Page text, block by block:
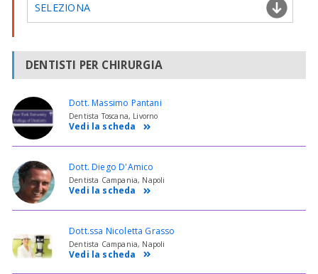
SELEZIONA
DENTISTI PER CHIRURGIA
Dott. Massimo Pantani
Dentista Toscana, Livorno
Vedi la scheda
Dott. Diego D'Amico
Dentista Campania, Napoli
Vedi la scheda
Dott.ssa Nicoletta Grasso
Dentista Campania, Napoli
Vedi la scheda